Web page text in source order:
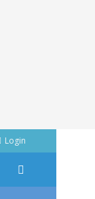
Login